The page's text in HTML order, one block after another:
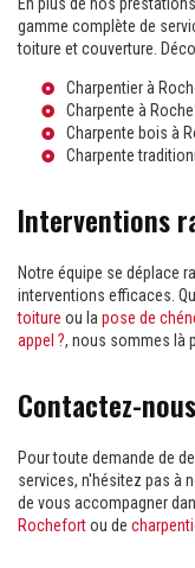
En plus de nos
gamme complète de
toiture et couverture.
Charpentier à
Charpente à
Charpente bois à
Charpente
Interventions
Notre équipe se déplace
interventions efficaces.
toiture ou lapose de
appel ?, nous sommes là
Contactez-
Pour toute demande de
services, n'hésitez pas à
de vous accompagner
Rochefortou de